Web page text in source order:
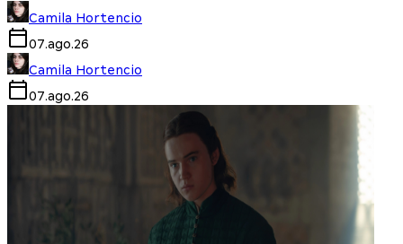
Camila Hortencio
07.ago.26
Camila Hortencio
07.ago.26